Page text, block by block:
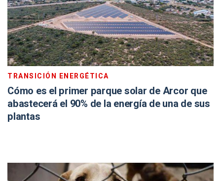
TRANSICIÓN ENERGÉTICA
Cómo es el primer parque solar de Arcor que
abastecerá el 90% de la energía de una de sus
plantas